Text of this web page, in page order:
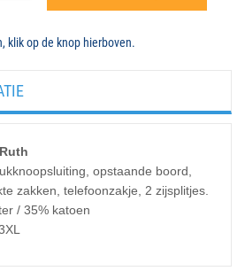
klik op de knop hierboven.
opstaande boord,
zakken, telefoonzakje, 2 zijsplitjes.
/ 35% katoen